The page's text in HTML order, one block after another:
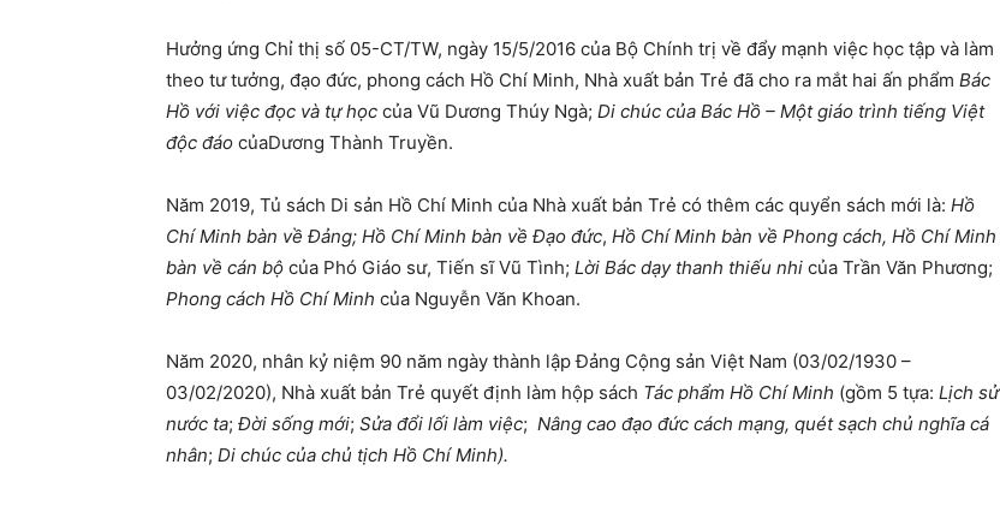
Hưởng ứng Chỉ thị số 05-CT/TW, ngày 15/5/2016 của Bộ Chính trị về đẩy mạnh việc học tập và làm
theo tư tưởng, đạo đức, phong cách Hồ Chí Minh, Nhà xuất bản Trẻ đã cho ra mắt hai ấn phẩm Bác
Hồ với việc đọc và tự học của Vũ Dương Thúy Ngà; Di chúc của Bác Hồ – Một giáo trình tiếng Việt
độc đáo củaDương Thành Truyền.
Năm 2019, Tủ sách Di sản Hồ Chí Minh của Nhà xuất bản Trẻ có thêm các quyển sách mới là: Hồ
Chí Minh bàn về Đảng; Hồ Chí Minh bàn về Đạo đức, Hồ Chí Minh bàn về Phong cách, Hồ Chí Minh
bàn về cán bộ của Phó Giáo sư, Tiến sĩ Vũ Tình; Lời Bác dạy thanh thiếu nhi của Trần Văn Phương;
Phong cách Hồ Chí Minh của Nguyễn Văn Khoan.
Năm 2020, nhân kỷ niệm 90 năm ngày thành lập Đảng Cộng sản Việt Nam (03/02/1930 –
03/02/2020), Nhà xuất bản Trẻ quyết định làm hộp sách Tác phẩm Hồ Chí Minh (gồm 5 tựa: Lịch sử
nước ta; Đời sống mới; Sửa đổi lối làm việc; Nâng cao đạo đức cách mạng, quét sạch chủ nghĩa cá
nhân; Di chúc của chủ tịch Hồ Chí Minh).